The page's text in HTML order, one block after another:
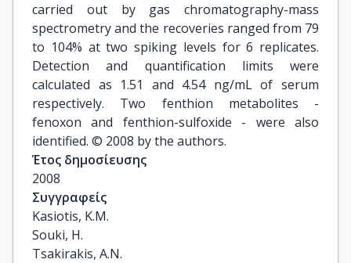
carried out by gas chromatography-mass
spectrometry and the recoveries ranged from 79
to 104% at two spiking levels for 6 replicates.
Detection and quantification limits were
calculated as 1.51 and 4.54 ng/mL of serum
respectively. Two fenthion metabolites -
fenoxon and fenthion-sulfoxide - were also
identified. © 2008 by the authors.
Έτος δημοσίευσης
2008
Συγγραφείς
Kasiotis, K.M.
Souki, H.
Tsakirakis, A.N.